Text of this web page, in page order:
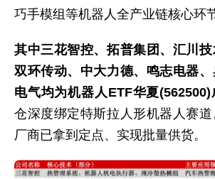
巧手模组等机器人全产业链核心环
其中三花智控、拓普集团、汇川技
双环传动、中大力德、鸣志电器
电气均为机器人ETF华夏(562500)
仓深度绑定特斯拉人形机器人赛
厂商已拿到定点、实现批量供货。